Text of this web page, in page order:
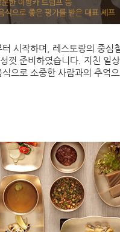
시작하며, 레스토랑의 중심
껏 준비하였습니다. 지친 일
으로 소중한 사람과의 추억